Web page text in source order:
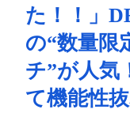
た！！」
の“数量限
チ”が人
て機能性